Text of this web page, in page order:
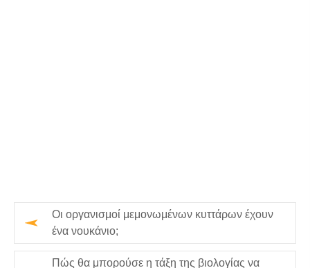
Οι οργανισμοί μεμονωμένων κυττάρων έχουν
ένα νουκάνιο;
Πώς θα μπορούσε η τάξη της βιολογίας να